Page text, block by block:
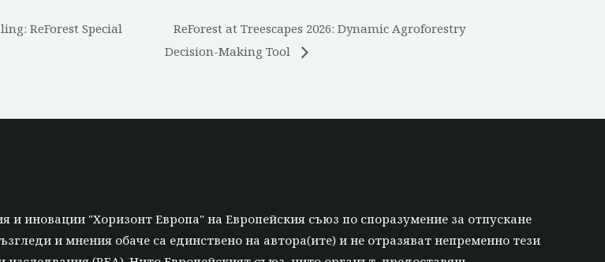
ReForest Special
ReForest at Treescapes 2026: Dynamic Agroforestry
Decision-Making Tool
и иновации "Хоризонт Европа" на Европейския съюз по споразумение за отпускане
и мнения обаче са единствено на автора(ите) и не отразяват непременно тези